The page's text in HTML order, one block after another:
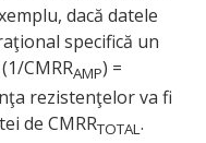
dacă datele
specifică un
CMRRAMP) =
rezistenţelor va fi
de CMRRTOTAL.